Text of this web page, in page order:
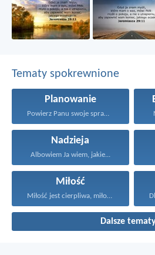
Tematy spokrewnione
Planowanie
Powierz Panu swoje sprawy...
Nadzieja
Albowiem Ja wiem, jakie...
Miłość
Miłość jest cierpliwa, miłość...
Dalsze